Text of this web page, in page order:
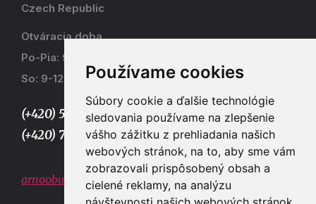
Používame cookies
Súbory cookie a ďalšie technológie
sledovania používame na zlepšenie
vášho zážitku z prehliadania našich
webových stránok, na to, aby sme vám
zobrazovali prispôsobený obsah a
cielené reklamy, na analýzu
Czech Republic
Otváracia doba
Po-Pia: 9-17
So: 9-12
(+420) 577 915 036,
(+420) 773 667 390
arnoobuv@gmail.com